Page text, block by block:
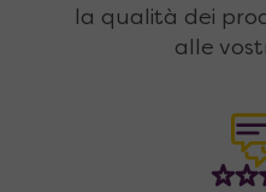
la qualità dei
alle